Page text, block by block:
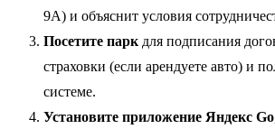
9А) и объяснит условия
Посетите парк для подписания
страховки (если арендуете авто) и
системе.
Установите приложение Яндекс Go